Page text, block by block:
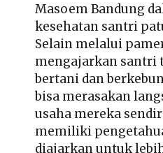
Masoem Bandung
kesehatan santri
Selain melalui
mengajarkan santri
bertani dan
bisa merasakan
usaha mereka
memiliki
diajarkan untuk